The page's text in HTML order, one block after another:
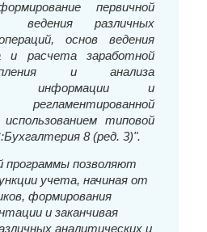
первичной
ведения различных
основ ведения
и расчета заработной
и анализа
информации и
типовой
8 (ред. 3)".
программы позволяют
учета, начиная от
формирования
и заканчивая
аналитических и